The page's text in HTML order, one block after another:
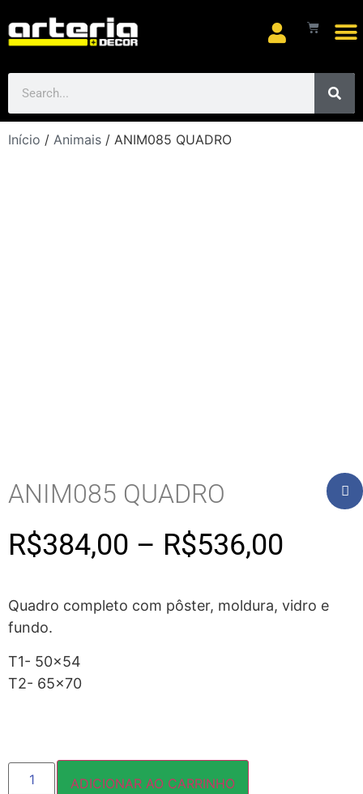
Início / Animais / ANIM085 QUADRO
ANIM085 QUADRO
R$384,00 – R$536,00
Quadro completo com pôster, moldura, vidro e
fundo.
T1- 50×54
T2- 65×70
ADICIONAR AO CARRINHO